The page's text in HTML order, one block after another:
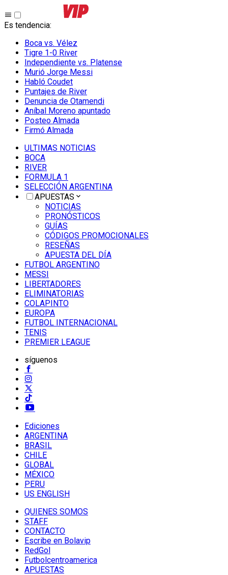
Es tendencia:
Boca vs. Vélez
Tigre 1-0 River
Independiente vs. Platense
Murió Jorge Messi
Habló Coudet
Puntajes de River
Denuncia de Otamendi
Aníbal Moreno apuntado
Posteo Almada
Firmó Almada
ULTIMAS NOTICIAS
BOCA
RIVER
FORMULA 1
SELECCIÓN ARGENTINA
APUESTAS
NOTICIAS
PRONÓSTICOS
GUÍAS
CÓDIGOS PROMOCIONALES
RESEÑAS
APUESTA DEL DÍA
FUTBOL ARGENTINO
MESSI
LIBERTADORES
ELIMINATORIAS
COLAPINTO
EUROPA
FUTBOL INTERNACIONAL
TENIS
PREMIER LEAGUE
síguenos
Ediciones
ARGENTINA
BRASIL
CHILE
GLOBAL
MÉXICO
PERU
US ENGLISH
QUIENES SOMOS
STAFF
CONTACTO
Escribe en Bolavip
RedGol
Futbolcentroamerica
APUESTAS